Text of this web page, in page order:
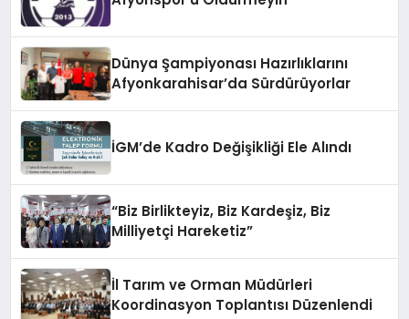
Dünya Şampiyonası Hazırlıklarını
Afyonkarahisar’da Sürdürüyorlar
İGM’de Kadro Değişikliği Ele Alındı
“Biz Birlikteyiz, Biz Kardeşiz, Biz
Milliyetçi Hareketiz”
İl Tarım ve Orman Müdürleri
Koordinasyon Toplantısı Düzenlendi